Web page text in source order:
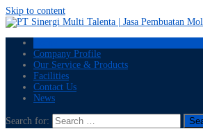
Skip to content
Company Profile
Our Service & Products
Facilities
Contact Us
News
Search for: